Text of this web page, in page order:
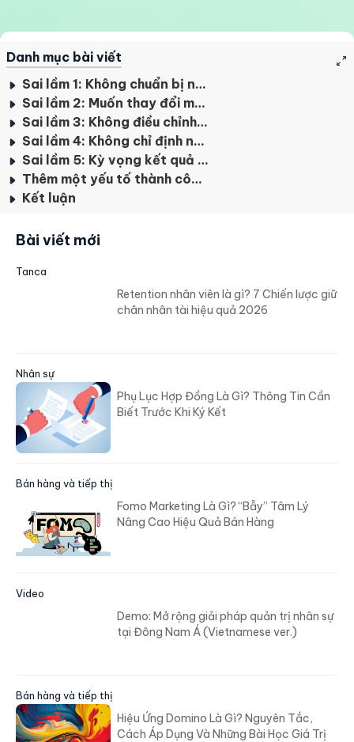
Danh mục bài viết
Sai lầm 1: Không chuẩn bị nhân viên trước khi triển khai
Sai lầm 2: Muốn thay đổi mọi thứ cùng lúc
Sai lầm 3: Không điều chỉnh theo đặc thù ngành
Sai lầm 4: Không chỉ định người chịu trách nhiệm
Sai lầm 5: Kỳ vọng kết quả ngay lập tức
Thêm một yếu tố thành công ít ai ngờ tới
Kết luận
Bài viết mới
Tanca
Retention nhân viên là gì? 7 Chiến lược giữ
chân nhân tài hiệu quả 2026
Nhân sự
Phụ Lục Hợp Đồng Là Gì? Thông Tin Cần
Biết Trước Khi Ký Kết
Bán hàng và tiếp thị
Fomo Marketing Là Gì? “Bẫy” Tâm Lý
Nâng Cao Hiệu Quả Bán Hàng
Video
Demo: Mở rộng giải pháp quản trị nhân sự
tại Đông Nam Á (Vietnamese ver.)
Hiệu Ứng Domino Là Gì? Nguyên Tắc,
Cách Áp Dụng Và Những Bài Học Giá Trị